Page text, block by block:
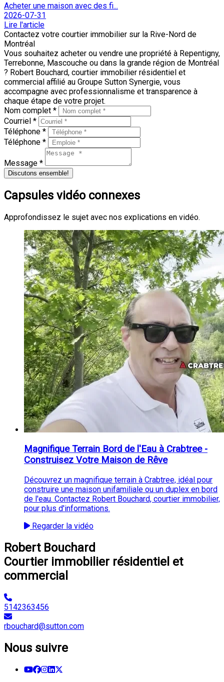
Acheter une maison avec des fi...
2026-07-31
Lire l'article
Contactez votre courtier immobilier sur la Rive-Nord de
Montréal
Vous souhaitez acheter ou vendre une propriété à Repentigny,
Terrebonne, Mascouche ou dans la grande région de Montréal
? Robert Bouchard, courtier immobilier résidentiel et
commercial affilié au Groupe Sutton Synergie, vous
accompagne avec professionnalisme et transparence à
chaque étape de votre projet.
Nom complet *
Courriel *
Téléphone *
Téléphone *
Message *
Discutons ensemble!
Capsules vidéo connexes
Approfondissez le sujet avec nos explications en vidéo.
Magnifique Terrain Bord de l'Eau à Crabtree -
Construisez Votre Maison de Rêve
Découvrez un magnifique terrain à Crabtree, idéal pour
construire une maison unifamiliale ou un duplex en bord
de l'eau. Contactez Robert Bouchard, courtier immobilier,
pour plus d'informations.
Regarder la vidéo
Robert Bouchard
Courtier immobilier résidentiel et
commercial
5142363456
rbouchard@sutton.com
Nous suivre